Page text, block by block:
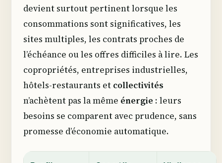
devient surtout pertinent lorsque les
consommations sont significatives, les
sites multiples, les contrats proches de
l’échéance ou les offres difficiles à lire. Les
copropriétés, entreprises industrielles,
hôtels-restaurants et collectivités
n’achètent pas la même énergie : leurs
besoins se comparent avec prudence, sans
promesse d’économie automatique.